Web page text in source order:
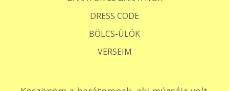
DRESS CODE
BÖLCS-ÜLÖK
VERSEIM